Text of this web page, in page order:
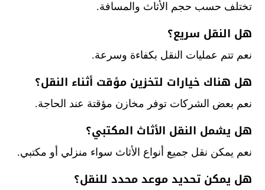
تختلف حسب حجم الأثاث والمسافة.
هل النقل سريع؟
نعم تتم عمليات النقل بكفاءة وسرعة.
هل هناك خيارات لتخزين مؤقت أثناء النقل؟
نعم بعض الشركات توفر مخازن مؤقتة عند الحاجة.
هل يشمل النقل الأثاث المكتبي؟
نعم يمكن نقل جميع أنواع الأثاث سواء منزلي أو مكتبي.
هل يمكن تحديد موعد محدد للنقل؟